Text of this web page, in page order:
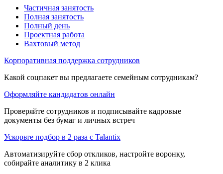
Частичная занятость
Полная занятость
Полный день
Проектная работа
Вахтовый метод
Корпоративная поддержка сотрудников
Какой соцпакет вы предлагаете семейным сотрудникам?
Оформляйте кандидатов онлайн
Проверяйте сотрудников и подписывайте кадровые
документы без бумаг и личных встреч
Ускорьте подбор в 2 раза с Talantix
Автоматизируйте сбор откликов, настройте воронку,
собирайте аналитику в 2 клика